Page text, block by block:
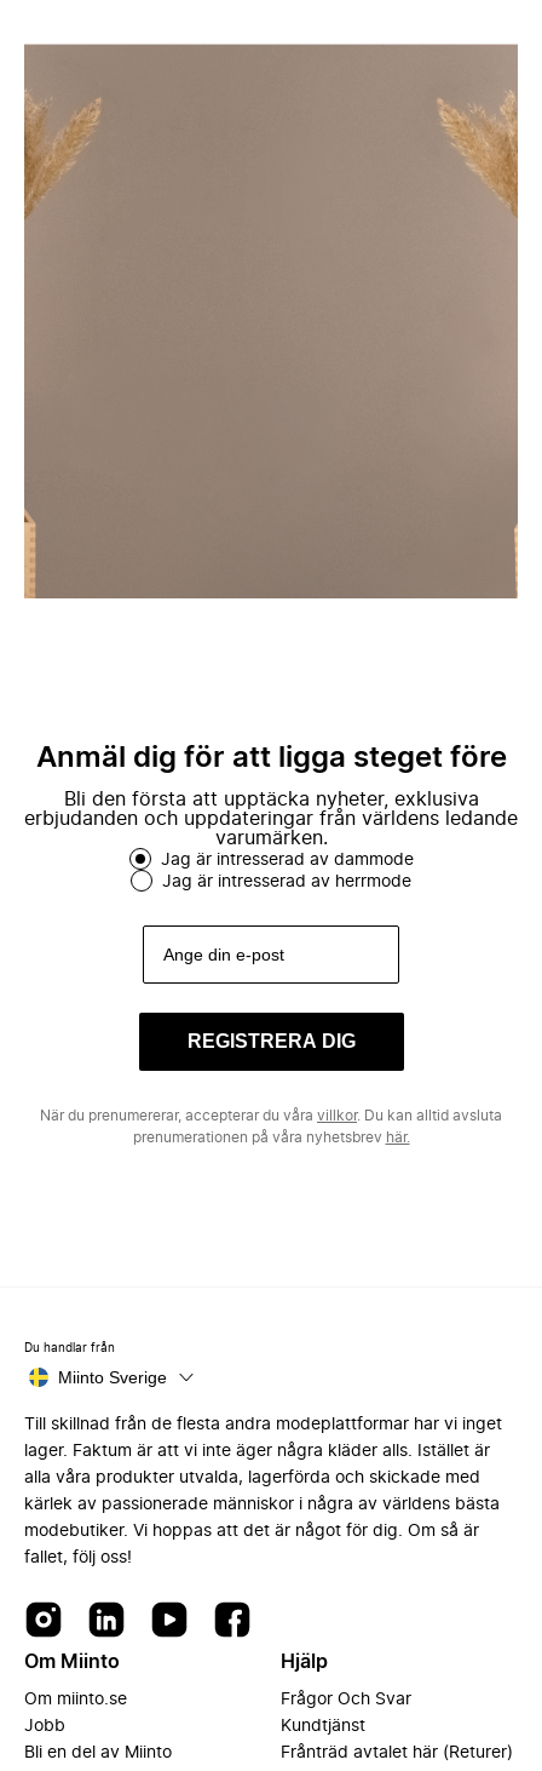
Anmäl dig för att ligga steget före
Bli den första att upptäcka nyheter, exklusiva
erbjudanden och uppdateringar från världens ledande
varumärken.
Jag är intresserad av dammode
Jag är intresserad av herrmode
REGISTRERA DIG
När du prenumererar, accepterar du våra villkor. Du kan alltid avsluta
prenumerationen på våra nyhetsbrev här.
Du handlar från
Miinto Sverige
Till skillnad från de flesta andra modeplattformar har vi inget
lager. Faktum är att vi inte äger några kläder alls. Istället är
alla våra produkter utvalda, lagerförda och skickade med
kärlek av passionerade människor i några av världens bästa
modebutiker. Vi hoppas att det är något för dig. Om så är
fallet, följ oss!
Om Miinto
Om miinto.se
Jobb
Bli en del av Miinto
Hjälp
Frågor Och Svar
Kundtjänst
Frånträd avtalet här (Returer)